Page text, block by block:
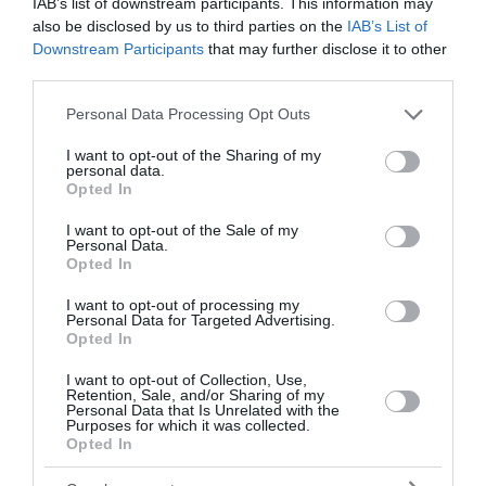
also be disclosed by us to third parties on the IAB’s List of
Downstream Participants that may further disclose it to other
Please note that this website/app uses one or more Google
not limited to your visit or usage behaviour. You may click to
grant or deny consent to Google and its third-party tags to
use your data for below specified purposes in below Google
consent section.
Personal Data Processing Opt Outs
I want to opt-out of the Sharing of my
personal data.
Opted In
I want to opt-out of the Sale of my
Personal Data.
Opted In
I want to opt-out of processing my
Personal Data for Targeted Advertising.
Opted In
I want to opt-out of Collection, Use,
Retention, Sale, and/or Sharing of my
Personal Data that Is Unrelated with the
Purposes for which it was collected.
Opted In
16:47 | 06 Αυγούστου 2026 Ελλάδα
Σε εξέλιξη οι έλεγχοι στα
πυρόπληκτα κτίρια και η
διαδικασία αποζημιώσεων